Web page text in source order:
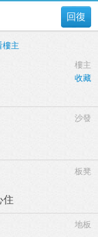
回復
樓主
樓主
收藏
沙發
板凳
住
地板